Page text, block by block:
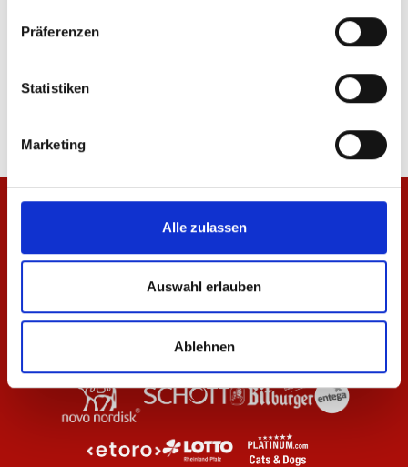
Präferenzen
Statistiken
Marketing
Alle zulassen
Auswahl erlauben
Ablehnen
64,95 € 79,95 €